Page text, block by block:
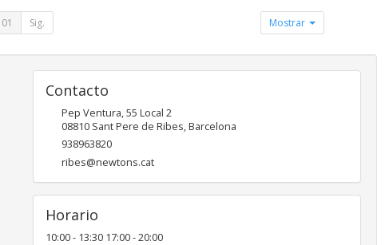
01 Sig. Mostrar
Contacto
Pep Ventura, 55 Local 2
08810 Sant Pere de Ribes,Barcelona
938963820
ribes@newtons.cat
Horario
10:00 - 13:30 17:00 - 20:00